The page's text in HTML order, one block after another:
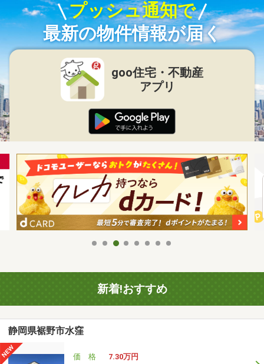
プッシュ通知で
最新の物件情報が届く
goo住宅・不動産
アプリ
新着!おすすめ
静岡県裾野市水窪
価 格
7.30万円